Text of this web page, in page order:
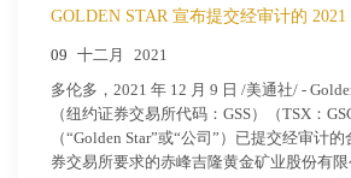
GOLDEN STAR 宣布提交经审计的
09 十二月 2021
多伦多，2021 年 12 月 9 日 /美通社/ -
（纽约证券交易所代码：GSS）（TSX：
（“Golden Star”或“公司”）已提交经审计
券交易所要求的赤峰吉隆黄金矿业股份有